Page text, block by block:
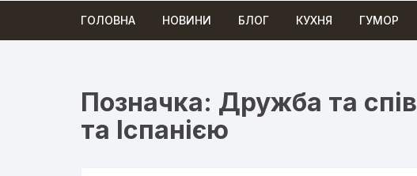
ГОЛОВНА НОВИНИ БЛОГ КУХНЯ ГУМОР
Позначка: Дружба та
та Іспанією